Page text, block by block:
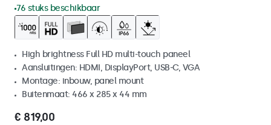
76 stuks beschikbaar
High brightness Full HD multi-touch paneel
Aansluitingen: HDMI, DisplayPort, USB-C, VGA
Montage: inbouw, panel mount
Buitenmaat: 466 x 285 x 44 mm
€ 819,00